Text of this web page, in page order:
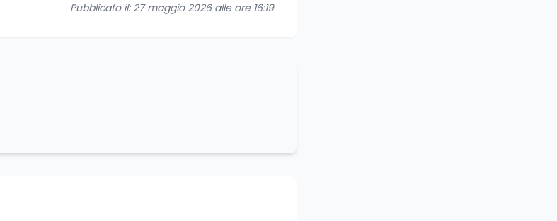
Pubblicato il: 27 maggio 2026 alle ore 16:19